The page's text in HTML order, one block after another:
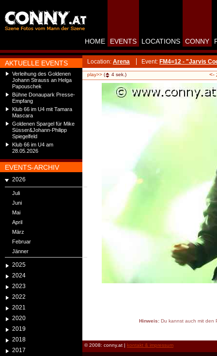
AKTUELLE EVENTS
Verleihung des Goldenen
Johann Strauss an Helga
Papouschek
Bühne Donaupark Presse-
Empfang
Klub 66 im U4 mit Tamara
Mascara
Goldenen Spargel für Mike
Süsser&Johann-Philipp
Spiegelfeld
Klub 66 im U4 am
28.05.2026
EVENTS-ARCHIV
2026
Juli
Juni
Mai
April
März
Februar
Jänner
2025
2024
2023
2022
2021
2020
2019
2018
2017
HOME EVENTS LOCATIONS CONNY
Location: Arena Event: FM4=12 - "Jarvis
play>> ( 4 sek.) <-
Hinweis:Du kannst auch mit den
© 2008: conny.at | kontakt & impressum